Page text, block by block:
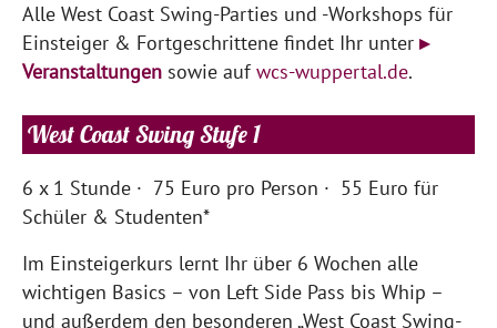
Alle West Coast Swing-Parties und -Workshops für
Einsteiger & Fortgeschrittene findet Ihr unter ▸
Veranstaltungen sowie aufwcs-wuppertal.de.
West Coast Swing Stufe 1
6 x 1 Stunde · 75 Euro pro Person · 55 Euro für
Schüler & Studenten*
Im Einsteigerkurs lernt Ihr über 6 Wochen alle
wichtigen Basics – von Left Side Pass bis Whip –
und außerdem den besonderen „West Coast Swing-